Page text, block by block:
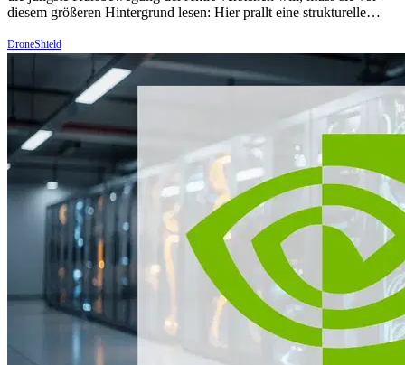
diesem größeren Hintergrund lesen: Hier prallt eine strukturelle…
DroneShield